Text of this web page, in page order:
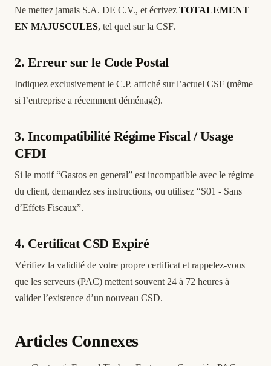
Ne mettez jamais S.A. DE C.V., et écrivez TOTALEMENT
EN MAJUSCULES, tel quel sur la CSF.
2. Erreur sur le Code Postal
Indiquez exclusivement le C.P. affiché sur l’actuel CSF (même
si l’entreprise a récemment déménagé).
3. Incompatibilité Régime Fiscal / Usage
CFDI
Si le motif “Gastos en general” est incompatible avec le régime
du client, demandez ses instructions, ou utilisez “S01 - Sans
d’Effets Fiscaux”.
4. Certificat CSD Expiré
Vérifiez la validité de votre propre certificat et rappelez-vous
que les serveurs (PAC) mettent souvent 24 à 72 heures à
valider l’existence d’un nouveau CSD.
Articles Connexes